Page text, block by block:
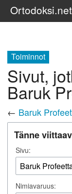
Ortodoksi.net
Toiminnot
Sivut,
Baruk
← Baruk
Tänne
Sivu:
Nimiavaruus: